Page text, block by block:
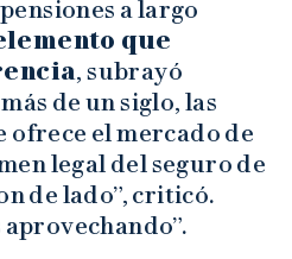
a largo
que
, subrayó
de un siglo, las
el mercado de
legal del seguro de
de lado”, criticó.
aprovechando”.